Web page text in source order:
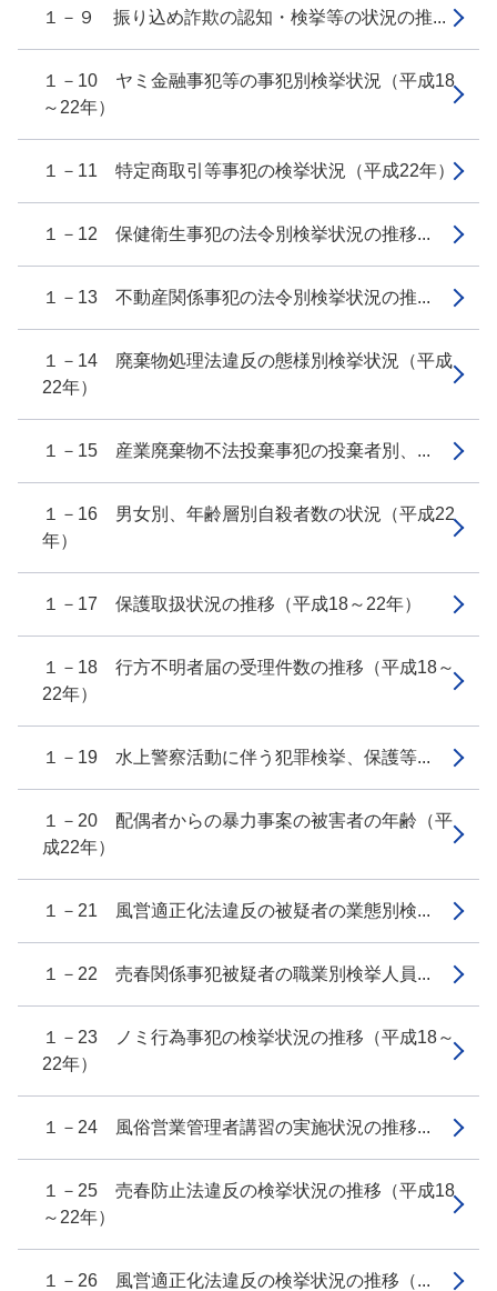
１－９ 振り込め詐欺の認知・検挙等の状況の推...
１－10 ヤミ金融事犯等の事犯別検挙状況（平成18
～22年）
１－11 特定商取引等事犯の検挙状況（平成22年）
１－12 保健衛生事犯の法令別検挙状況の推移...
１－13 不動産関係事犯の法令別検挙状況の推...
１－14 廃棄物処理法違反の態様別検挙状況（平成
22年）
１－15 産業廃棄物不法投棄事犯の投棄者別、...
１－16 男女別、年齢層別自殺者数の状況（平成22
年）
１－17 保護取扱状況の推移（平成18～22年）
１－18 行方不明者届の受理件数の推移（平成18～
22年）
１－19 水上警察活動に伴う犯罪検挙、保護等...
１－20 配偶者からの暴力事案の被害者の年齢（平
成22年）
１－21 風営適正化法違反の被疑者の業態別検...
１－22 売春関係事犯被疑者の職業別検挙人員...
１－23 ノミ行為事犯の検挙状況の推移（平成18～
22年）
１－24 風俗営業管理者講習の実施状況の推移...
１－25 売春防止法違反の検挙状況の推移（平成18
～22年）
１－26 風営適正化法違反の検挙状況の推移（...